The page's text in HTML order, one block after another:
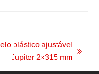
plástico ajustável
Jupiter 2×315 mm